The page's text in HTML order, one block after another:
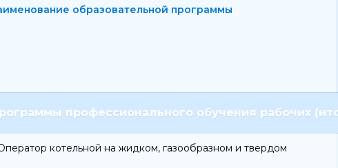
образовательной программы
профессионального обучения рабочих
котельной на жидком, газообразном и твердом